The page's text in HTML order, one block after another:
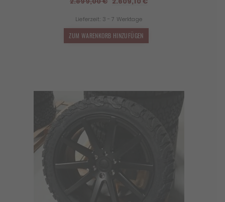
war:
2.899,00 €
Lieferzeit: 3 - 7 Werktage
ZUM WARENKORB HINZUFÜGEN